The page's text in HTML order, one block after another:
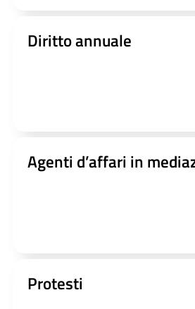
Diritto annuale
Agenti d’affari in
Protesti